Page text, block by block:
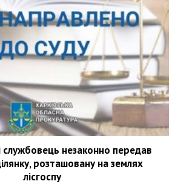
службовець незаконно передав
розташовану на землях
лісгоспу